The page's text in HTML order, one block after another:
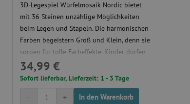
3D-Legespiel Würfelmosaik Nordic bietet
mit 36 Steinen unzählige Möglichkeiten
beim Legen und Stapeln. Die harmonischen
Farben begeistern Groß und Klein, denn sie
sorgen für tolle Farbeffekte. Kinder dürfen
sich über faszinierende Muster, Formen und
Bauwerke freuen. Der Fantasie sind hier
keine Grenzen gesetzt!
34,99 €
Sofort lieferbar, Lieferzeit: 1 - 3 Tage
+
- In den Warenkorb